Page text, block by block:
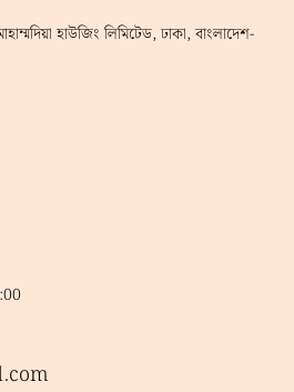
হাউজিং লিমিটেড, ঢাকা, বাংলাদেশ-